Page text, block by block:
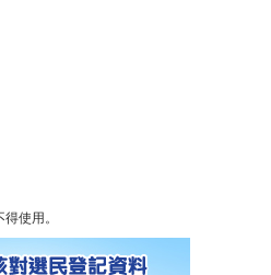
使用。